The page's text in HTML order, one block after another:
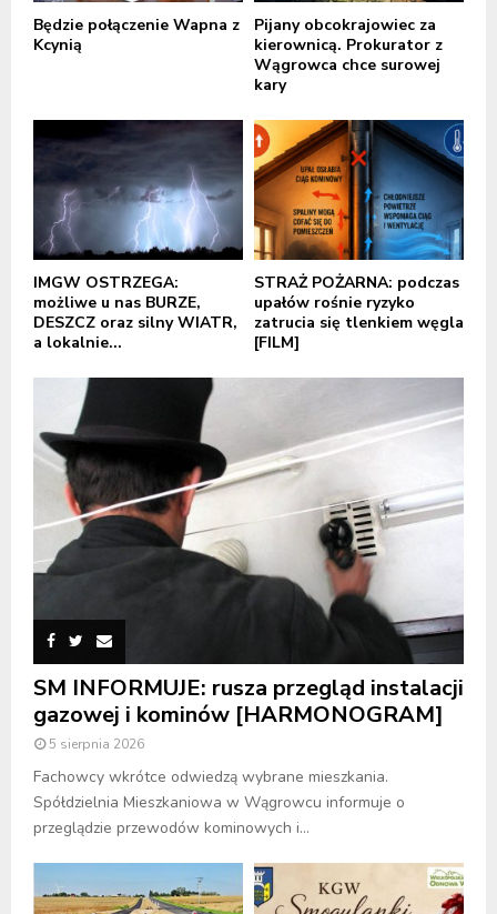
Będzie połączenie Wapna z
Kcynią
Pijany obcokrajowiec za
kierownicą. Prokurator z
Wągrowca chce surowej
kary
IMGW OSTRZEGA:
możliwe u nas BURZE,
DESZCZ oraz silny WIATR,
a lokalnie...
STRAŻ POŻARNA: podczas
upałów rośnie ryzyko
zatrucia się tlenkiem węgla
[FILM]
SM INFORMUJE: rusza przegląd instalacji
gazowej i kominów [HARMONOGRAM]
5 sierpnia 2026
Fachowcy wkrótce odwiedzą wybrane mieszkania.
Spółdzielnia Mieszkaniowa w Wągrowcu informuje o
przeglądzie przewodów kominowych i...